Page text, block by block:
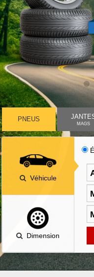
PNEUS
MAGS
Véhicule
Dimension